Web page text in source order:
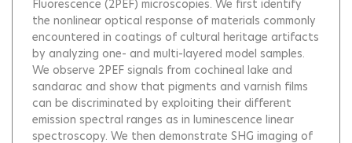
Fluorescence (2PEF) microscopies. We first identify
the nonlinear optical response of materials commonly
encountered in coatings of cultural heritage artifacts
by analyzing one- and multi-layered model samples.
We observe 2PEF signals from cochineal lake and
sandarac and show that pigments and varnish films
can be discriminated by exploiting their different
emission spectral ranges as in luminescence linear
spectroscopy. We then demonstrate SHG imaging of